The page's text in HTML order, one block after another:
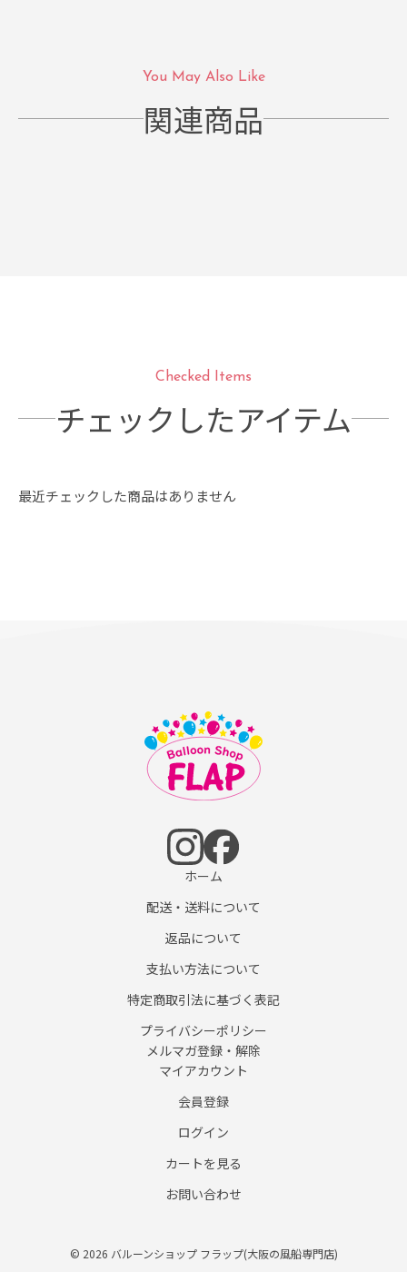
You May Also Like
関連商品
Checked Items
チェックしたアイテム
最近チェックした商品はありません
ホーム
配送・送料について
返品について
支払い方法について
特定商取引法に基づく表記
プライバシーポリシー
メルマガ登録・解除
マイアカウント
会員登録
ログイン
カートを見る
お問い合わせ
© 2026 バルーンショップ フラップ(大阪の風船専門店)